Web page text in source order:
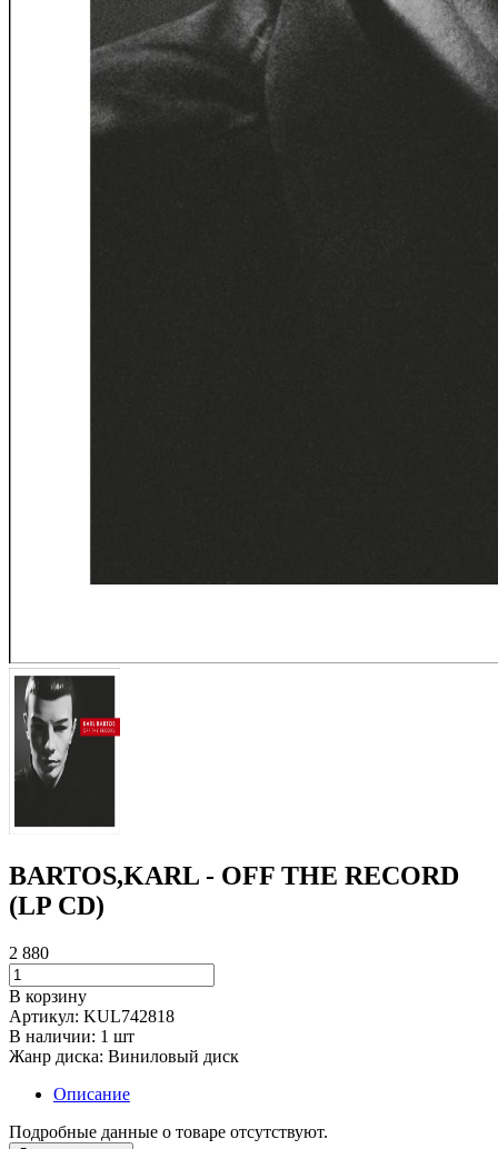
BARTOS,KARL - OFF THE RECORD
(LP CD)
2 880
В корзину
Артикул: KUL742818
В наличии: 1 шт
Жанр диска: Виниловый диск
Описание
Подробные данные о товаре отсутствуют.